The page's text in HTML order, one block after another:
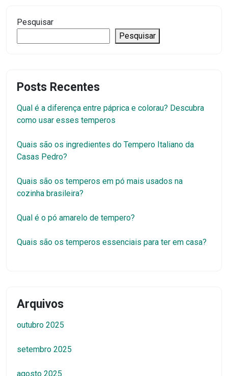
Pesquisar
Pesquisar
Posts Recentes
Qual é a diferença entre páprica e colorau? Descubra
como usar esses temperos
Quais são os ingredientes do Tempero Italiano da
Casas Pedro?
Quais são os temperos em pó mais usados na
cozinha brasileira?
Qual é o pó amarelo de tempero?
Quais são os temperos essenciais para ter em casa?
Arquivos
outubro 2025
setembro 2025
agosto 2025